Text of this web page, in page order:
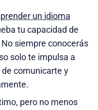
un idioma
tu capacidad de
siempre conocerás
solo te impulsa a
comunicarte y
pero no menos